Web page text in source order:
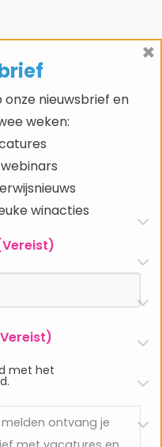
nieuwsbrief en
weken:
winacties
met het
ontvang je
×